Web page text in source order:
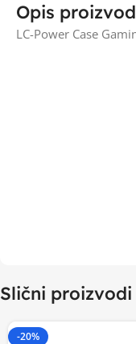
Opis
LC-Power Case
Slični proizvodi
-20%